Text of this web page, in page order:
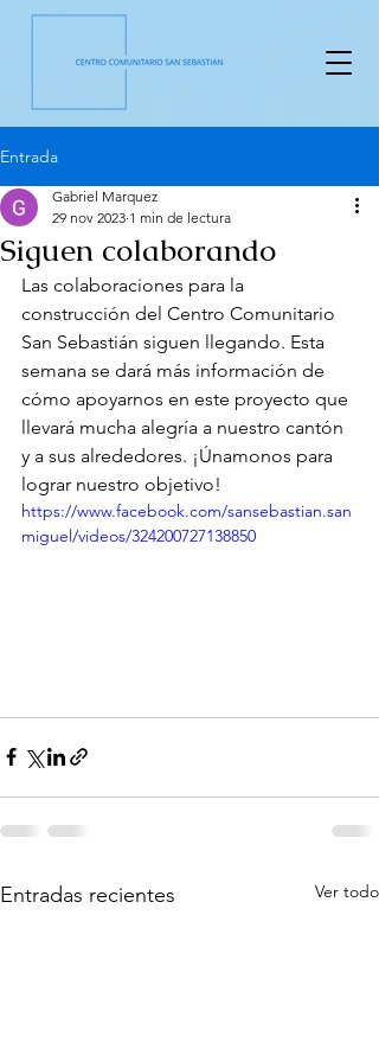
Entrada
Siguen colaborando
Gabriel Marquez
29 nov 2023 1 min de lectura
Las colaboraciones para la
construcción del Centro Comunitario
San Sebastián siguen llegando. Esta
semana se dará más información de
cómo apoyarnos en este proyecto que
llevará mucha alegría a nuestro cantón
y a sus alrededores. ¡Únamonos para
lograr nuestro objetivo!
https://www.facebook.com/sansebastian.san
miguel/videos/324200727138850
Entradas recientes Ver todo